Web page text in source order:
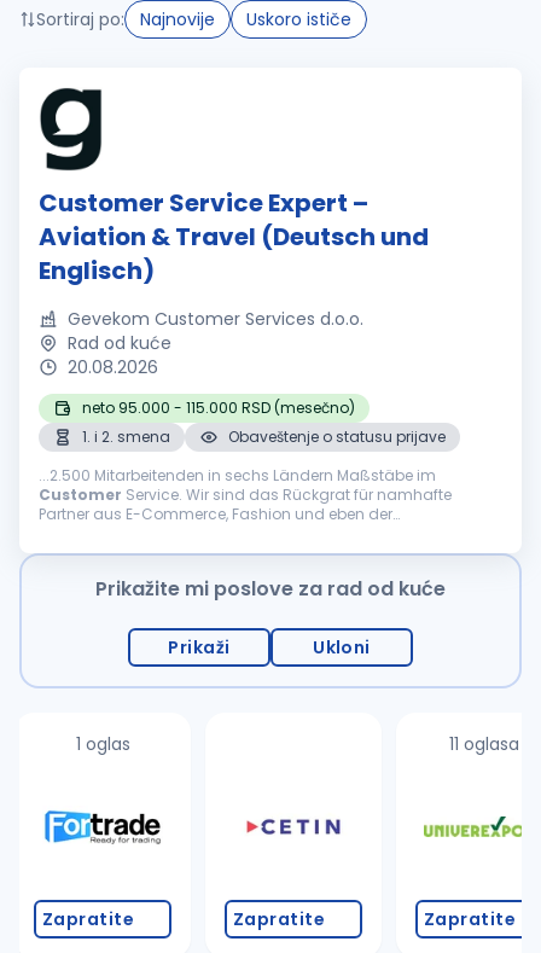
Sortiraj po: Najnovije Uskoro ističe
Customer Service Expert –
Aviation & Travel (Deutsch und
Englisch)
Gevekom Customer Services d.o.o.
Rad od kuće
20.08.2026
neto 95.000 - 115.000 RSD (mesečno)
1. i 2. smena
Obaveštenje o statusu prijave
...2.500 Mitarbeitenden in sechs Ländern Maßstäbe im
Customer Service. Wir sind das Rückgrat für namhafte
Partner aus E-Commerce, Fashion und eben der
Innovation und...
Prikažite mi poslove za rad od kuće
Prikaži Ukloni
1 oglas
Zapratite Zapratite
11 oglasa
Zapratite